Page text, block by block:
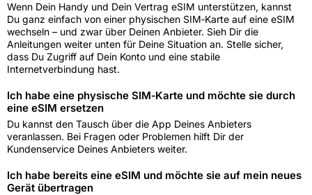
Wenn Dein Handy und Dein Vertrag eSIM unterstützen, kannst
Du ganz einfach von einer physischen SIM‑Karte auf eine eSIM
wechseln – und zwar über Deinen Anbieter. Sieh Dir die
Anleitungen weiter unten für Deine Situation an. Stelle sicher,
dass Du Zugriff auf Dein Konto und eine stabile
Internetverbindung hast.
Ich habe eine physische SIM‑Karte und möchte sie durch
eine eSIM ersetzen
Du kannst den Tausch über die App Deines Anbieters
veranlassen. Bei Fragen oder Problemen hilft Dir der
Kundenservice Deines Anbieters weiter.
Ich habe bereits eine eSIM und möchte sie auf mein neues
Gerät übertragen